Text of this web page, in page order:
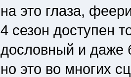
на это глаза,
4 сезон доступен
дословный и даже
но это во многих